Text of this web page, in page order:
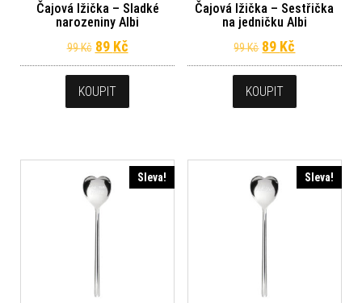
Čajová lžička – Sladké
narozeniny Albi
99Kč Původní cena byla: 99 Kč.
89 KčAktuální cena je: 89 Kč.
KOUPIT
Čajová lžička – Sestřička
na jedničku Albi
99Kč Původní cena
89 Kč
KOUPIT
Sleva! Sleva!